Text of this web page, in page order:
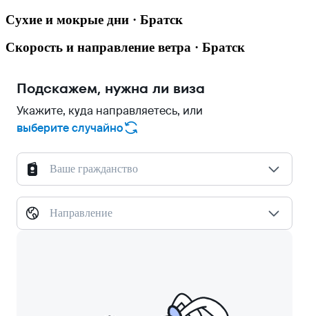
Сухие и мокрые дни · Братск
Скорость и направление ветра · Братск
Подскажем, нужна ли виза
Укажите, куда направляетесь, или
выберите случайно
Ваше гражданство
Направление